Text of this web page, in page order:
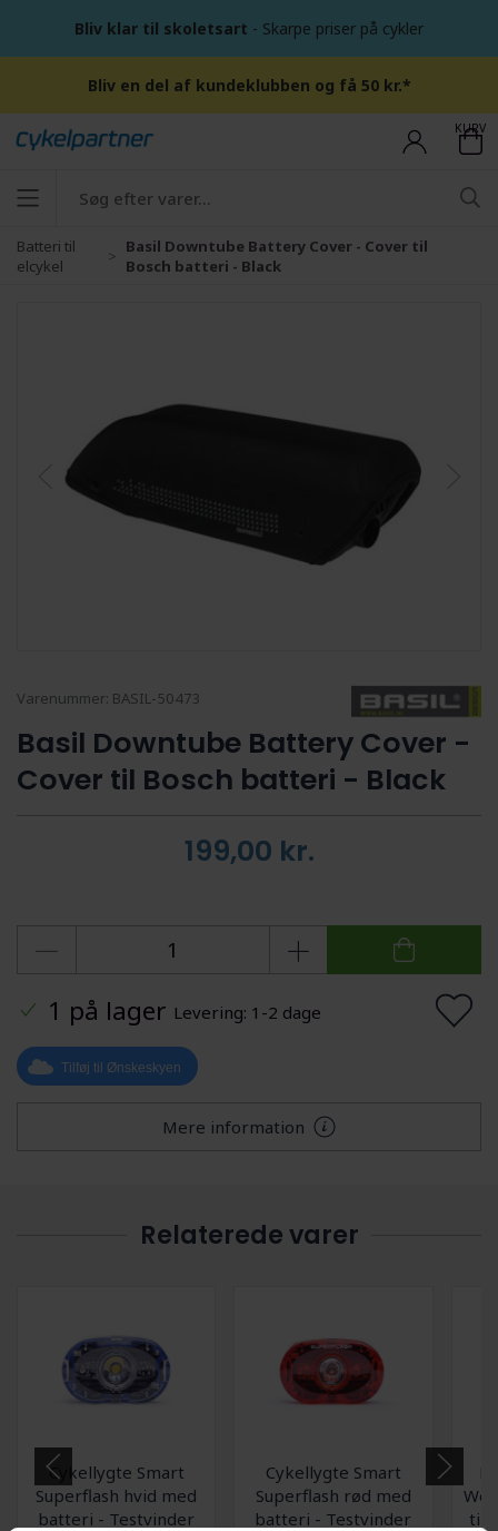
Bliv klar til skoletsart - Skarpe priser på cykler
Bliv en del af kundeklubben og få 50 kr.*
KURV
Batteri til
elcykel
Basil Downtube Battery Cover - Cover til
Bosch batteri - Black
Varenummer: BASIL-50473
Basil Downtube Battery Cover -
Cover til Bosch batteri - Black
199,00 kr.
1 på lager Levering: 1-2 dage
Tilføj til Ønskeskyen
Mere information
Relaterede varer
Cykellygte Smart
Superflash hvid med
batteri - Testvinder
Cykellygte Smart
Superflash rød med
batteri - Testvinder
til